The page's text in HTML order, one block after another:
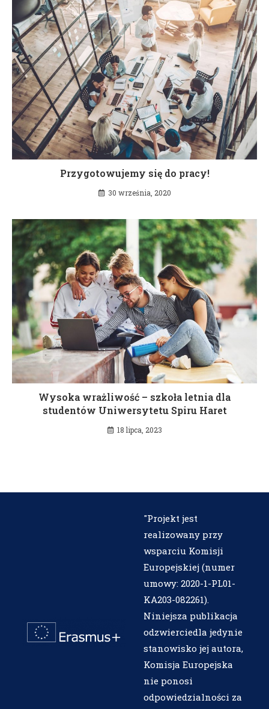
Przygotowujemy się do pracy!
30 września, 2020
Wysoka wrażliwość – szkoła letnia dla
studentów Uniwersytetu Spiru Haret
18 lipca, 2023
"Projekt jest
realizowany przy
wsparciu Komisji
Europejskiej (numer
umowy: 2020-1-PL01-
KA203-082261).
Niniejsza publikacja
odzwierciedla jedynie
stanowisko jej autora,
Komisja Europejska
nie ponosi
odpowiedzialności za